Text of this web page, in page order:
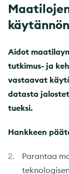
Aidot
tutkimus- ja
vastaavat
datasta
tueksi.
Hankkeen
Parantaa